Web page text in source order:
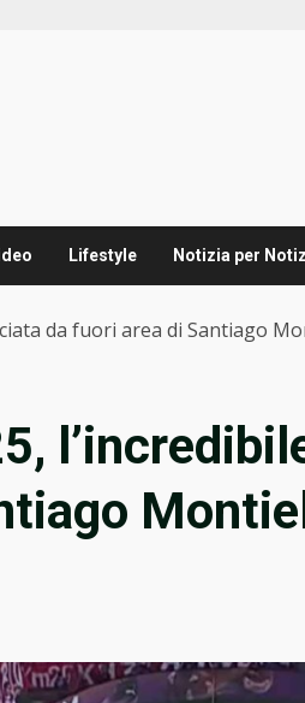
Lifestyle Notizia per
da fuori area di Santiago